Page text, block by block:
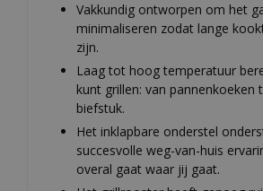
Vakkundig ontworpen om het
minimaliseren zodat lange
zijn.
Laag tot hoog temperatuur
kunt grillen: van pannenkoeken
biefstuk.
Het inklapbare onderstel
succesvolle weg-van-huis
overal gaat waar jij gaat.